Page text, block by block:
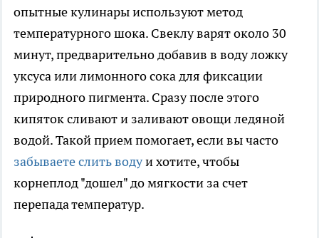
опытные кулинары используют метод
температурного шока. Свеклу варят около 30
минут, предварительно добавив в воду ложку
уксуса или лимонного сока для фиксации
природного пигмента. Сразу после этого
кипяток сливают и заливают овощи ледяной
водой. Такой прием помогает, если вы часто
забываете слить водуи хотите, чтобы
корнеплод "дошел" до мягкости за счет
перепада температур.